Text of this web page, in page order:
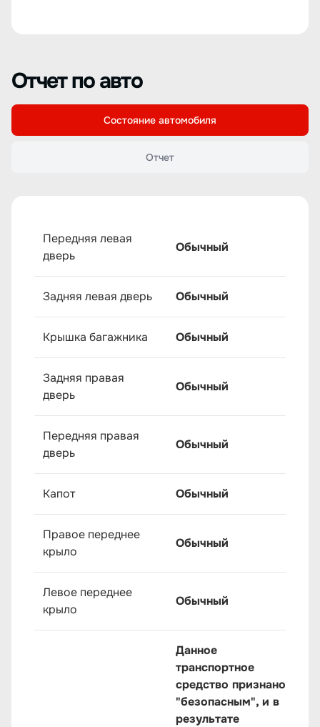
Отчет по авто
Состояние автомобиля
Отчет
Передняя левая
дверь
Обычный
Задняя левая дверь Обычный
Крышка багажника Обычный
Задняя правая
дверь
Обычный
Передняя правая
дверь
Обычный
Капот Обычный
Правое переднее
крыло
Обычный
Левое переднее
крыло
Обычный
Данное
транспортное
средство признано
"безопасным", и в
результате